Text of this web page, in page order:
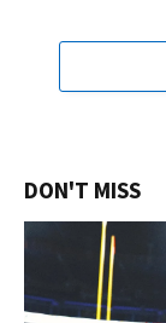
DON'T MISS